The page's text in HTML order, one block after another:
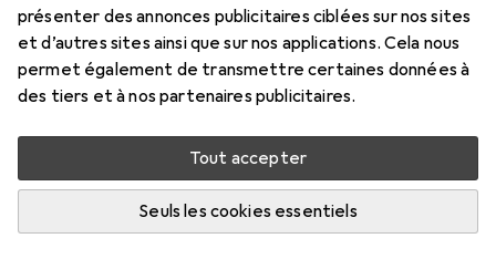
présenter des annonces publicitaires ciblées sur nos sites
et d’autres sites ainsi que sur nos applications. Cela nous
permet également de transmettre certaines données à
des tiers et à nos partenaires publicitaires.
Tout accepter
Seuls les cookies essentiels